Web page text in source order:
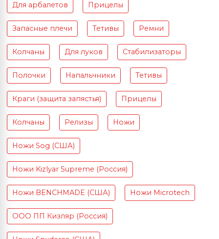
Для арбалетов Прицелы
Запасные плечи Тетивы Ремни
Колчаны Для луков Стабилизаторы
Полочки Напальчники Тетивы
Краги (защита запястья) Прицелы
Колчаны Релизы Ножи
Ножи Sog (США)
Ножи Kizlyar Supreme (Россия)
Ножи BENCHMADE (США) Ножи Microtech
ООО ПП Кизляр (Россия)